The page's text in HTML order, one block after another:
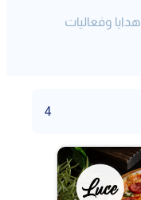
هدايا وفعاليات
4